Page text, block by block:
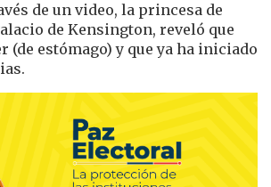
de un video, la princesa de
de Kensington, reveló que
(de estómago) y que ya ha iniciado